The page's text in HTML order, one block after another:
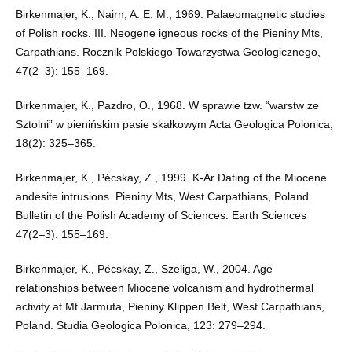
Birkenmajer, K., Nairn, A. E. M., 1969. Palaeomagnetic studies
of Polish rocks. III. Neogene igneous rocks of the Pieniny Mts,
Carpathians. Rocznik Polskiego Towarzystwa Geologicznego,
47(2–3): 155–169.
Birkenmajer, K., Pazdro, O., 1968. W sprawie tzw. “warstw ze
Sztolni” w pienińskim pasie skałkowym Acta Geologica Polonica,
18(2): 325–365.
Birkenmajer, K., Pécskay, Z., 1999. K-Ar Dating of the Miocene
andesite intrusions. Pieniny Mts, West Carpathians, Poland.
Bulletin of the Polish Academy of Sciences. Earth Sciences
47(2–3): 155–169.
Birkenmajer, K., Pécskay, Z., Szeliga, W., 2004. Age
relationships between Miocene volcanism and hydrothermal
activity at Mt Jarmuta, Pieniny Klippen Belt, West Carpathians,
Poland. Studia Geologica Polonica, 123: 279–294.